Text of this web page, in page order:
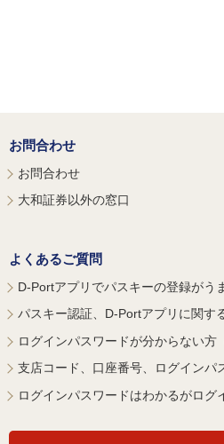
お問合わせ
お問合わせ
大和証券以外の窓口
よくあるご質問
D-Portアプリでパスキーの登録がう
パスキー認証、D-Portアプリに関す
ログインパスワードが分からない方
支店コード、口座番号、ログインパ
ログインパスワードはわかるがログ